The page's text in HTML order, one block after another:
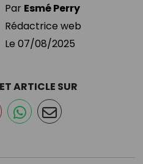
Par Esmé Perry
Rédactrice web
Le 07/08/2025
ARTICLE SUR